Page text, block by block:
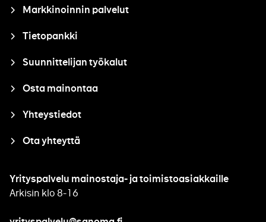
Markkinoinnin palvelut
Tietopankki
Suunnittelijan työkalut
Osta mainontaa
Yhteystiedot
Ota yhteyttä
Yrityspalvelu mainostaja- ja toimistoasiakkaille
Arkisin klo 8-16